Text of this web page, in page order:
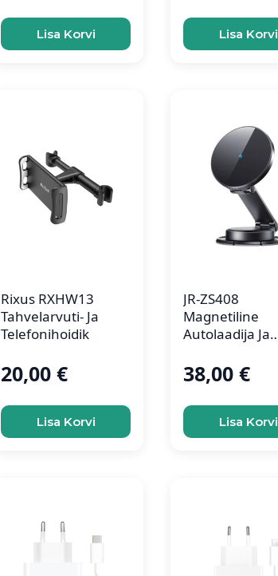
Lisa Korvi Lisa Korvi
Rixus RXHW13
Tahvelarvuti- Ja
Telefonihoidik
20,00€
Lisa Korvi
JR-ZS408
Magnetiline
Autolaadija Ja
38,00€
Lisa Korvi